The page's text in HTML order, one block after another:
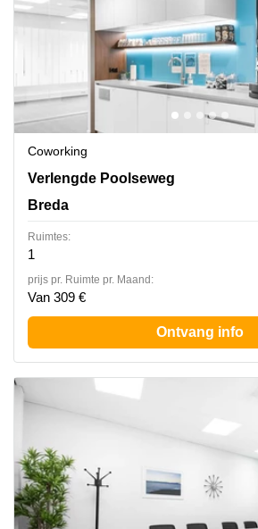
Coworking
Verlengde Poolseweg 16, Breda
Verlengde Poolseweg
Breda
Ruimtes:
1
prijs pr. Ruimte pr. Maand:
Van 309 €
Ontvang info